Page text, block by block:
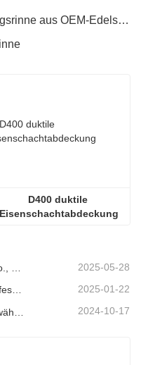
vorherige : Lineare Entwässerungsrinne aus OEM-Edelstahl
D400 duktile
Eisenschachtabdeckung
2025-05-28
Pressemitteilung: Innovative hochfeste Entwässerungsroste – Erhöhung der Sicherheit und Effizienz der städtischen Infrastruktur 2025-01-22
2024-10-17